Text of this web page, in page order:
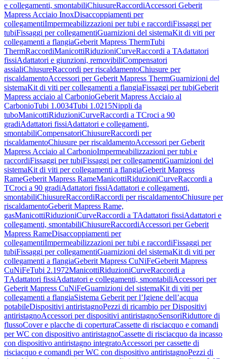
e collegamenti, smontabiliChiusureRaccordiAccessori Geberit
Mapress Acciaio InoxDisaccoppiamenti per
collegamentiImpermeabilizzazioni per tubi e raccordiFissaggi per
tubiFissaggi per collegamentiGuarnizioni del sistemaKit di viti per
collegamenti a flangiaGeberit Mapress ThermTubi
ThermRaccordiManicottiRiduzioniCurveRaccordi a TAdattatori
fissiAdattatori e giunzioni, removibiliCompensatori
assialiChiusureRaccordi per riscaldamentoChiusure per
riscaldamentoAccessori per Geberit Mapress ThermGuarnizioni del
sistemaKit di viti per collegamenti a flangiaFissaggi per tubiGeberit
Mapress acciaio al CarbonioGeberit Mapress Acciaio al
CarbonioTubi 1.0034Tubi 1.0215Nippli da
tuboManicottiRiduzioniCurveRaccordi a TCroci a 90
gradiAdattatori fissiAdattatori e collegamenti,
smontabiliCompensatoriChiusureRaccordi per
riscaldamentoChiusure per riscaldamentoAccessori per Geberit
Mapress Acciaio al CarbonioImpermeabilizzazioni per tubi e
raccordiFissaggi per tubiFissaggi per collegamentiGuarnizioni del
sistemaKit di viti per collegamenti a flangiaGeberit Mapress
RameGeberit Mapress RameManicottiRiduzioniCurveRaccordi a
TCroci a 90 gradiAdattatori fissiAdattatori e collegamenti,
smontabiliChiusureRaccordiRaccordi per riscaldamentoChiusure per
riscaldamentoGeberit Mapress Rame,
gasManicottiRiduzioniCurveRaccordi a TAdattatori fissiAdattatori e
collegamenti, smontabiliChiusureRaccordiAccessori per Geberit
Mapress RameDisaccoppiamenti per
collegamentiImpermeabilizzazioni per tubi e raccordiFissaggi per
tubiFissaggi per collegamentiGuarnizioni del sistemaKit di viti per
collegamenti a flangiaGeberit Mapress CuNiFeGeberit Mapress
CuNiFeTubi 2.1972ManicottiRiduzioniCurveRaccordi a
TAdattatori fissiAdattatori e collegamenti, smontabiliAccessori per
Geberit Mapress CuNiFeGuarnizioni del sistemaKit di viti per
collegamenti a flangiaSistema Geberit per l’Igiene dell’acqua
potabileDispositivi antiristagnoPezzi di ricambio per Dispositivi
antiristagnoAccessori per dispositivi antiristagnoSensoriRiduttore di
flussoCover e placche di coperturaCassette di risciacquo e comandi
per WC con dispositivo antiristagnoCassette di risciacquo da incasso
con dispositivo antiristagno integratoAccessori per cassette di
risciacquo e comandi per WC con dispositivo antiristagnoPezzi di